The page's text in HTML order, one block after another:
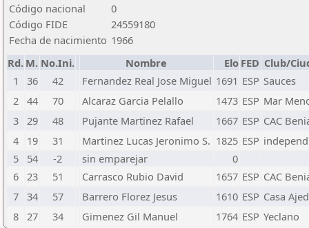
Código nacional
0
Código FIDE
24559180
Fecha de nacimiento 1966
Rd. M. No.Ini. Nombre Elo FED Club/
1
36 42 Fernandez Real Jose Miguel 1691 ESP Sauces
2 44 70 Alcaraz Garcia Pelallo 1473 ESP Mar
3 29 48 Pujante Martinez Rafael 1667 ESP CAC
4
19 31 Martinez Lucas Jeronimo S. 1825 ESP independ
5
54 -2 sin emparejar
0
6 23 51 Carrasco Rubio David 1657 ESP CAC
7 34 57 Barrero Florez Jesus 1610 ESP Casa
8 27 34 Gimenez Gil Manuel 1764 ESP Yeclano